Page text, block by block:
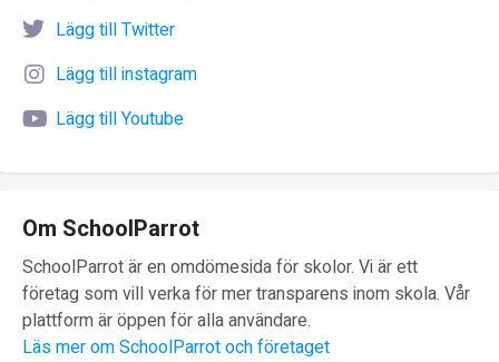
Lägg till Twitter
Lägg till instagram
Lägg till Youtube
Om SchoolParrot
SchoolParrot är en omdömesida för skolor. Vi är ett
företag som vill verka för mer transparens inom skola. Vår
plattform är öppen för alla användare.
Läs mer om SchoolParrot och företaget